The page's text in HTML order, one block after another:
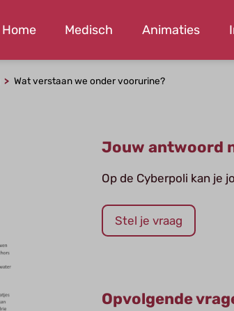
Home Medisch Animaties
Wat verstaan we onder voorurine?
Jouw antwoord
Op de Cyberpoli kan je
Stel je vraag
Opvolgende